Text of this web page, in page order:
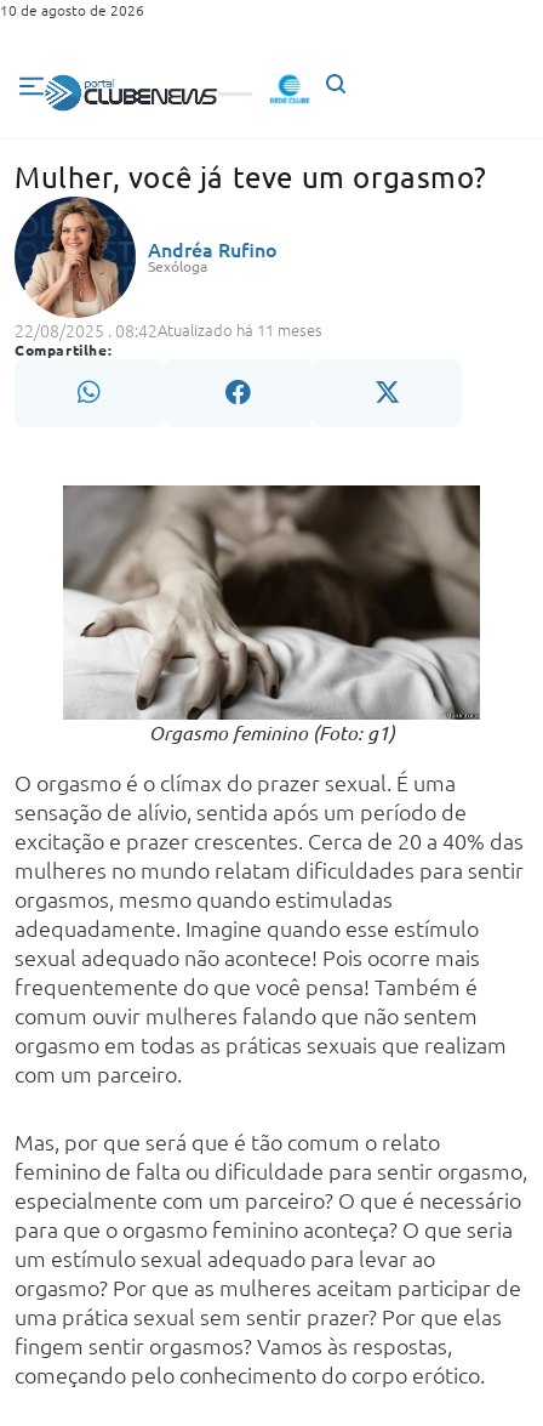
10 de agosto de 2026
Mulher, você já teve um orgasmo?
Andréa Rufino
Sexóloga
22/08/2025 . 08:42Atualizado há 11 meses
Compartilhe:
Orgasmo feminino (Foto: g1)
O orgasmo é o clímax do prazer sexual. É uma
sensação de alívio, sentida após um período de
excitação e prazer crescentes. Cerca de 20 a 40% das
mulheres no mundo relatam dificuldades para sentir
orgasmos, mesmo quando estimuladas
adequadamente. Imagine quando esse estímulo
sexual adequado não acontece! Pois ocorre mais
frequentemente do que você pensa! Também é
comum ouvir mulheres falando que não sentem
orgasmo em todas as práticas sexuais que realizam
com um parceiro.
Mas, por que será que é tão comum o relato
feminino de falta ou dificuldade para sentir orgasmo,
especialmente com um parceiro? O que é necessário
para que o orgasmo feminino aconteça? O que seria
um estímulo sexual adequado para levar ao
orgasmo? Por que as mulheres aceitam participar de
uma prática sexual sem sentir prazer? Por que elas
fingem sentir orgasmos? Vamos às respostas,
começando pelo conhecimento do corpo erótico.